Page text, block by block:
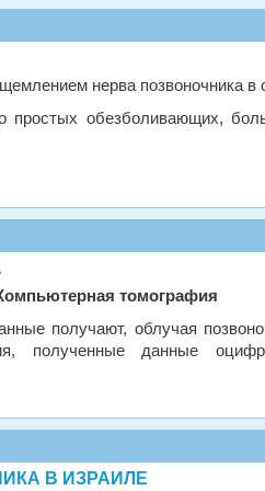
нерва позвоночника в
простых обезболивающих,
томография
получают, облучая
полученные данные
В ИЗРАИЛЕ